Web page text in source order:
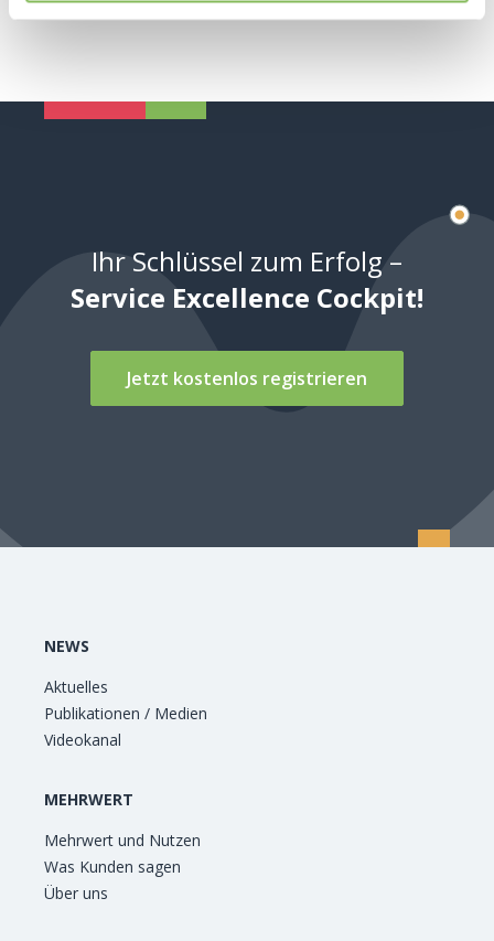
Ihr Schlüssel zum Erfolg –
Service Excellence Cockpit!
Jetzt kostenlos registrieren
NEWS
Aktuelles
Publikationen / Medien
Videokanal
MEHRWERT
Mehrwert und Nutzen
Was Kunden sagen
Über uns